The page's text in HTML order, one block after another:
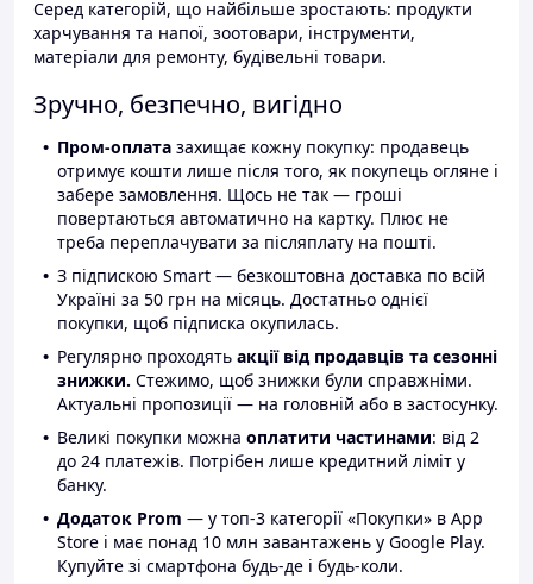
Серед категорій, що найбільше зростають: продукти
харчування та напої, зоотовари, інструменти,
матеріали для ремонту, будівельні товари.
Зручно, безпечно, вигідно
Пром-оплата захищає кожну покупку: продавець
отримує кошти лише після того, як покупець огляне і
забере замовлення. Щось не так — гроші
повертаються автоматично на картку. Плюс не
треба переплачувати за післяплату на пошті.
З підпискою Smart — безкоштовна доставка по всій
Україні за 50 грн на місяць. Достатньо однієї
покупки, щоб підписка окупилась.
Регулярно проходять акції від продавців та сезонні
знижки. Стежимо, щоб знижки були справжніми.
Актуальні пропозиції — на головній або в застосунку.
Великі покупки можна оплатити частинами: від 2
до 24 платежів. Потрібен лише кредитний ліміт у
банку.
Додаток Prom — у топ-3 категорії «Покупки» в App
Store і має понад 10 млн завантажень у Google Play.
Купуйте зі смартфона будь-де і будь-коли.